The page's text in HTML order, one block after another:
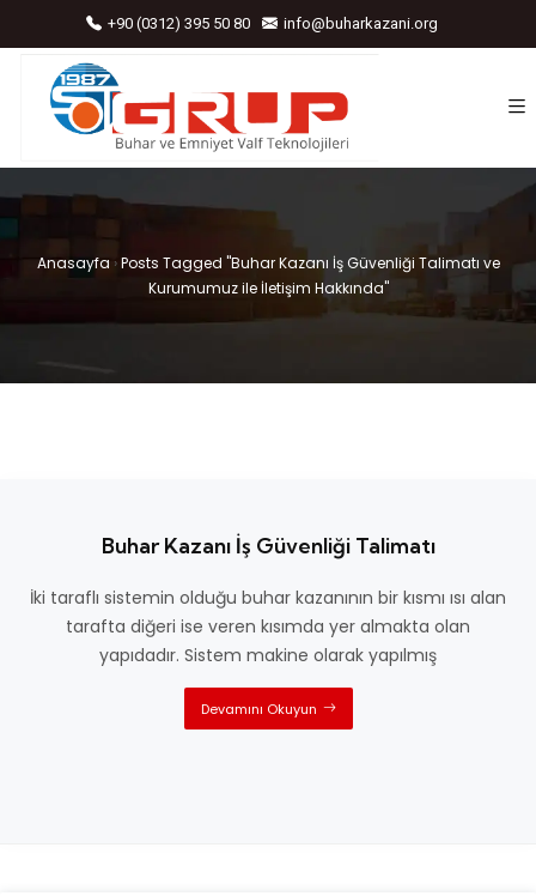
+90 (0312) 395 50 80 info@buharkazani.org
Anasayfa ›Posts Tagged "Buhar Kazanı İş Güvenliği Talimatı ve
Kurumumuz ile İletişim Hakkında"
Buhar Kazanı İş Güvenliği Talimatı
İki taraflı sistemin olduğu buhar kazanının bir kısmı ısı alan
tarafta diğeri ise veren kısımda yer almakta olan
yapıdadır. Sistem makine olarak yapılmış
Devamını Okuyun